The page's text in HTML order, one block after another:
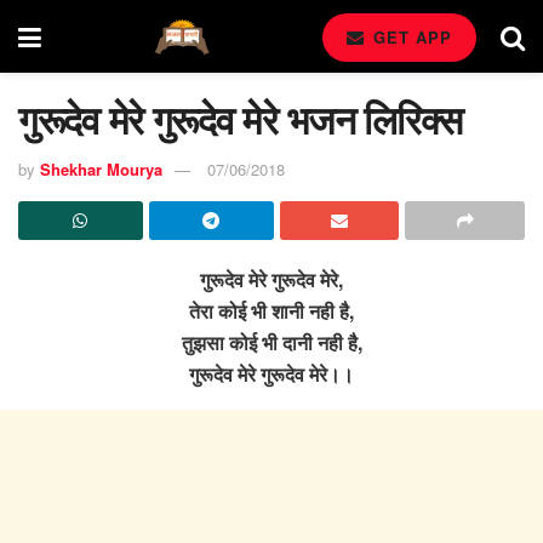
GET APP
गुरूदेव मेरे गुरूदेव मेरे भजन लिरिक्स
by Shekhar Mourya 07/06/2018
गुरूदेव मेरे गुरूदेव मेरे,
तेरा कोई भी शानी नही है,
तुझसा कोई भी दानी नही है,
गुरूदेव मेरे गुरूदेव मेरे।।